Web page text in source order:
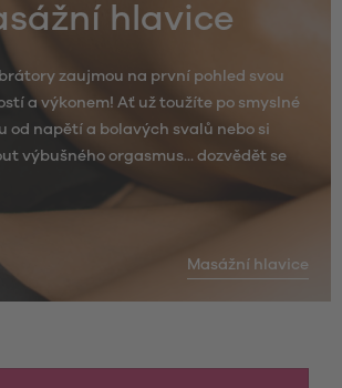
hlavice
zaujmou na první pohled svou
a výkonem! Ať už toužíte po smyslné
od napětí a bolavých svalů nebo si
výbušného orgasmus... dozvědět se
Masážní hlavice